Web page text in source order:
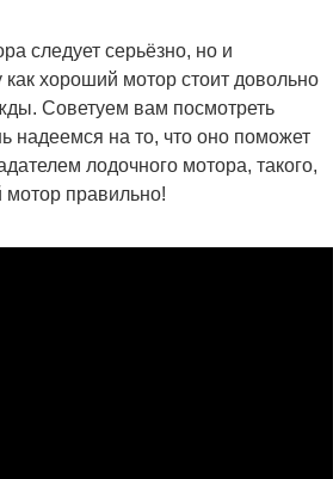
следует серьёзно, но и
хороший мотор стоит довольно
Советуем вам посмотреть
надеемся на то, что оно поможет
лодочного мотора, такого,
правильно!